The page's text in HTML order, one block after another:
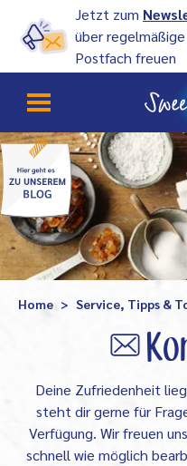
Jetzt zum
über
Postfach freuen
Home Service, Tipps &
Deine Zufriedenheit
steht dir gerne für
Verfügung. Wir freuen
schnell wie möglich